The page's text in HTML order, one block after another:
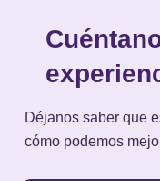
Déjanos saber que
cómo podemos